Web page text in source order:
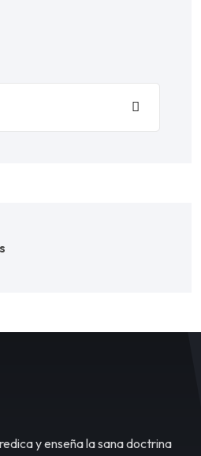
y enseña la sana doctrina